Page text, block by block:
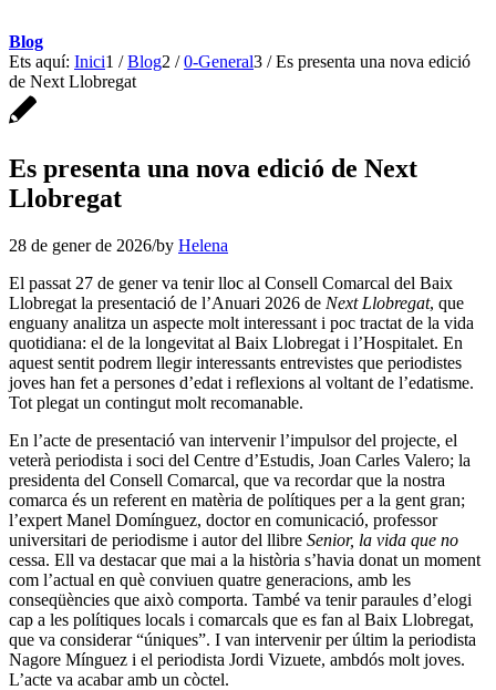
Blog
Ets aquí: Inici1 / Blog2 / 0-General3 / Es presenta una nova edició
de Next Llobregat
Es presenta una nova edició de Next
Llobregat
28 de gener de 2026/by Helena
El passat 27 de gener va tenir lloc al Consell Comarcal del Baix
Llobregat la presentació de l’Anuari 2026 de Next Llobregat, que
enguany analitza un aspecte molt interessant i poc tractat de la vida
quotidiana: el de la longevitat al Baix Llobregat i l’Hospitalet. En
aquest sentit podrem llegir interessants entrevistes que periodistes
joves han fet a persones d’edat i reflexions al voltant de l’edatisme.
Tot plegat un contingut molt recomanable.
En l’acte de presentació van intervenir l’impulsor del projecte, el
veterà periodista i soci del Centre d’Estudis, Joan Carles Valero; la
presidenta del Consell Comarcal, que va recordar que la nostra
comarca és un referent en matèria de polítiques per a la gent gran;
l’expert Manel Domínguez, doctor en comunicació, professor
universitari de periodisme i autor del llibre Senior, la vida que no
cessa. Ell va destacar que mai a la història s’havia donat un moment
com l’actual en què conviuen quatre generacions, amb les
conseqüències que això comporta. També va tenir paraules d’elogi
cap a les polítiques locals i comarcals que es fan al Baix Llobregat,
que va considerar “úniques”. I van intervenir per últim la periodista
Nagore Mínguez i el periodista Jordi Vizuete, ambdós molt joves.
L’acte va acabar amb un còctel.